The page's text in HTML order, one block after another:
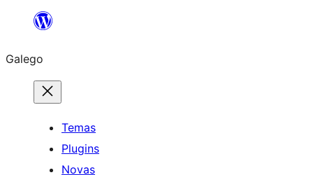
Saltar
contido
Galego
Temas
Plugins
Novas